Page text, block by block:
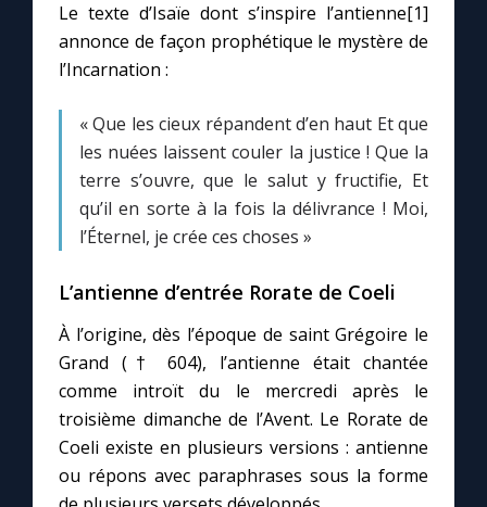
Me consacrer à Jésus par Marie
Une Minute avec Marie
Une neuvaine
À la une
1000 Raisons de Croire
Chapelet pour le monde
Contact
Le texte d’Isaïe dont s’inspire l’antienne[1]
annonce de façon prophétique le mystère de
l’Incarnation :
« Que les cieux répandent d’en haut Et que
les nuées laissent couler la justice ! Que la
terre s’ouvre, que le salut y fructifie, Et
qu’il en sorte à la fois la délivrance ! Moi,
l’Éternel, je crée ces choses »
L’antienne d’entrée Rorate de Coeli
À l’origine, dès l’époque de saint Grégoire le
Grand († 604), l’antienne était chantée
comme introït du le mercredi après le
troisième dimanche de l’Avent. Le Rorate de
Coeli existe en plusieurs versions : antienne
ou répons avec paraphrases sous la forme